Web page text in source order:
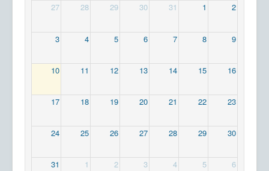
27
28 29 30 31 1 2
3 4 5 6 7 8 9
10 11 12 13 14 15 16
17 18 19 20 21 22 23
24 25 26 27 28 29 30
31 1 2 3 4 5 6